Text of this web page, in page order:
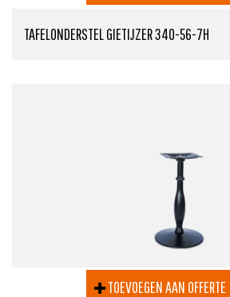
TAFELONDERSTEL GIETIJZER 340-56-7H
TOEVOEGEN AAN OFFERTE